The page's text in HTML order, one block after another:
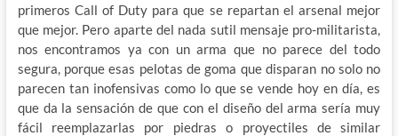
primeros Call of Duty para que se repartan el arsenal mejor
que mejor. Pero aparte del nada sutil mensaje pro-militarista,
nos encontramos ya con un arma que no parece del todo
segura, porque esas pelotas de goma que disparan no solo no
parecen tan inofensivas como lo que se vende hoy en día, es
que da la sensación de que con el diseño del arma sería muy
fácil reemplazarlas por piedras o proyectiles de similar